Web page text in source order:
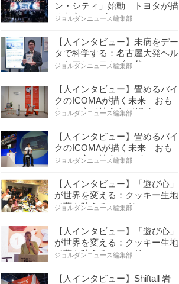
ン・シティ」始動 トヨタが描
く都市とモビリティの…
ジョルダンニュース編集部
【人インタビュー】未病をデー
タで科学する：名古屋大発ヘル
スケアシステムズの代…
ジョルダンニュース編集部
【人インタビュー】畳めるバイ
クのICOMAが描く未来 おも
ちゃの心で社会をデザイ…
ジョルダンニュース編集部
【人インタビュー】畳めるバイ
クのICOMAが描く未来 おも
ちゃの心で社会をデザイ…
ジョルダンニュース編集部
【人インタビュー】「遊び心」
が世界を変える：クッキー生地
で夢を叶える コロリ…
ジョルダンニュース編集部
【人インタビュー】「遊び心」
が世界を変える：クッキー生地
で夢を叶える コロリ…
ジョルダンニュース編集部
【人インタビュー】Shiftall 岩